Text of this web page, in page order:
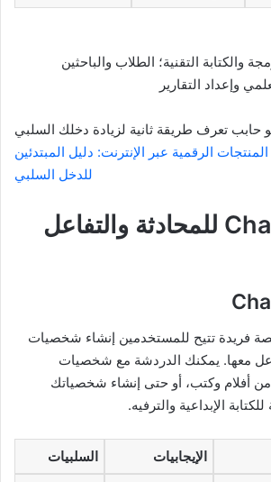
والكتابة التقنية؛ الطلاب والباحثين
وإعداد التقارير
المنتجات الرقمية عبر الإنترنت: دليل المبتدئين
للدخل السلبي
بدائل ChatGPT للمحادثة والتفاعل
فريدة تتيح للمستخدمين إنشاء شخصيات
معها. يمكنك الدردشة مع شخصيات
أفلام وكتب، أو حتى إنشاء شخصياتك
الإبداعية والترفيه.
الإيجابيات السلبيات